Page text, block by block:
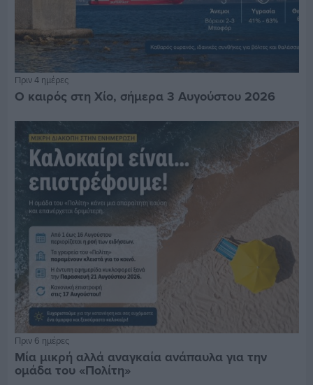
Πριν 4 ημέρες
Ο καιρός στη Χίο, σήμερα 3 Αυγούστου 2026
Πριν 6 ημέρες
Μία μικρή αλλά αναγκαία ανάπαυλα για την
ομάδα του «Πολίτη»